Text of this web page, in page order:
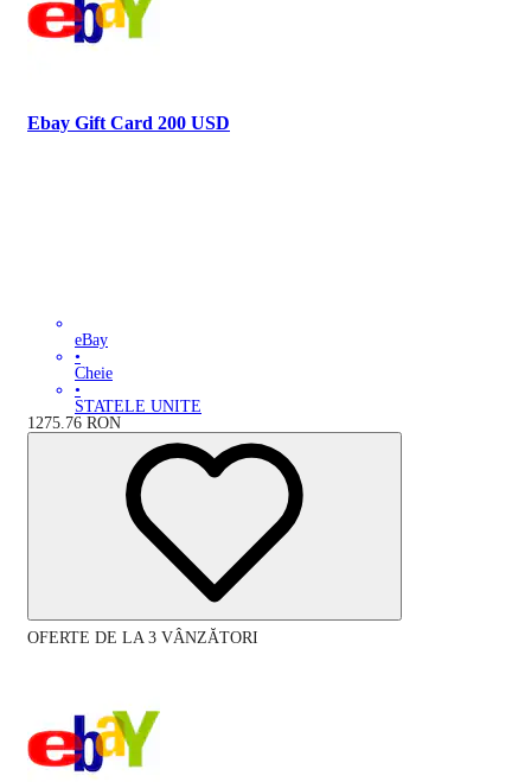
Ebay Gift Card 200 USD
eBay
•
Cheie
•
STATELE UNITE
1275.76 RON
OFERTE DE LA 3 VÂNZĂTORI